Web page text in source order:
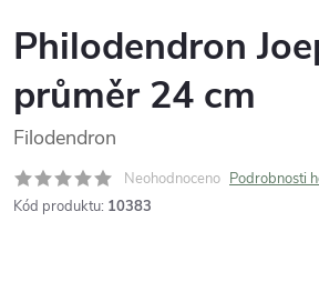
Philodendron
průměr 24 cm
Filodendron
Neohodnoceno Podrobnosti
Kód produktu: 10383